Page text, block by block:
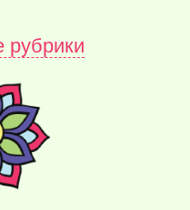
рубрики